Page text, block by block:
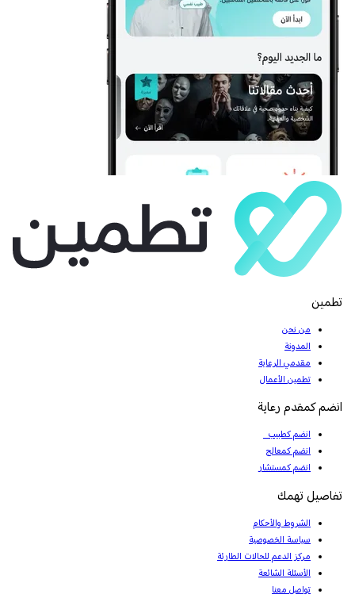
تطمين
من نحن
المدونة
مقدمي الرعاية
تطمين الأعمال
انضم كمقدم رعاية
انضم كطبيب
انضم كمعالج
انضم كمستشار
تفاصيل تهمك
الشروط والأحكام
سياسة الخصوصية
مركز الدعم للحالات الطارئة
الأسئلة الشائعة
تواصل معنا